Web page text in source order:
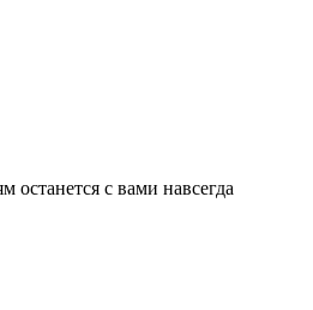
с вами навсегда